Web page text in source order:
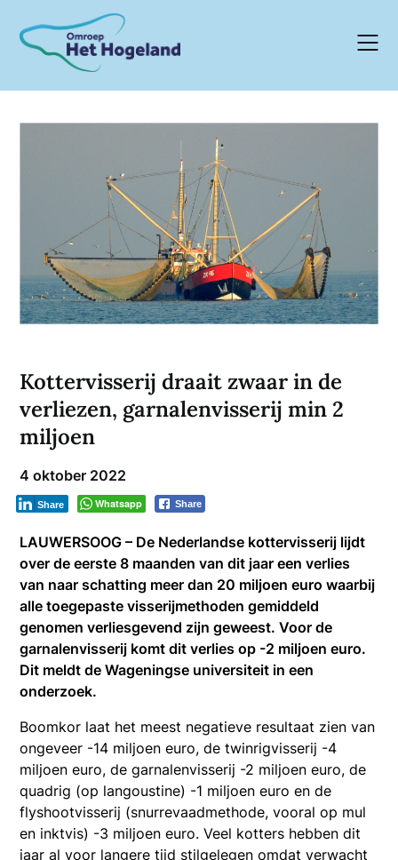
content
Kottervisserij draait zwaar in de
verliezen, garnalenvisserij min 2
miljoen
4 oktober 2022
Whatsapp Share
Share
LAUWERSOOG – De Nederlandse kottervisserij lijdt
over de eerste 8 maanden van dit jaar een verlies
van naar schatting meer dan 20 miljoen euro waarbij
alle toegepaste visserijmethoden gemiddeld
genomen verliesgevend zijn geweest. Voor de
garnalenvisserij komt dit verlies op -2 miljoen euro.
Dit meldt de Wageningse universiteit in een
onderzoek.
Boomkor laat het meest negatieve resultaat zien van
ongeveer -14 miljoen euro, de twinrigvisserij -4
miljoen euro, de garnalenvisserij -2 miljoen euro, de
quadrig (op langoustine) -1 miljoen euro en de
flyshootvisserij (snurrevaadmethode, vooral op mul
en inktvis) -3 miljoen euro. Veel kotters hebben dit
jaar al voor langere tijd stilgelegen omdat verwacht